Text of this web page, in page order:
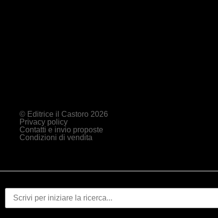
© Editrice il Castoro 2026
Privacy policy
Contatti e invio proposte
Condizioni di vendita